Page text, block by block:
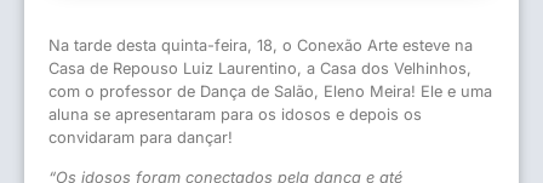
Na tarde desta quinta-feira, 18, o Conexão Arte esteve na
Casa de Repouso Luiz Laurentino, a Casa dos Velhinhos,
com o professor de Dança de Salão, Eleno Meira! Ele e uma
aluna se apresentaram para os idosos e depois os
convidaram para dançar!
“Os idosos foram conectados pela dança e até